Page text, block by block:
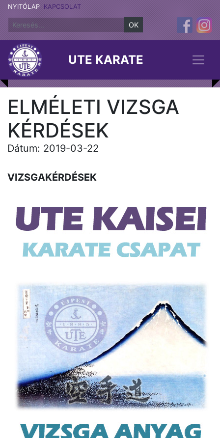
NYITÓLAP KAPCSOLAT
OK
UTE KARATE
ELMÉLETI VIZSGA
KÉRDÉSEK
Dátum: 2019-03-22
VIZSGAKÉRDÉSEK